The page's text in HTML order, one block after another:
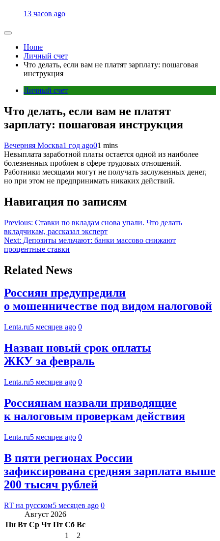
13 часов ago
Home
Личный счет
Что делать, если вам не платят зарплату: пошаговая
инструкция
Личный счет
Что делать, если вам не платят
зарплату: пошаговая инструкция
Вечерняя Москва1 год ago01 mins
Невыплата заработной платы остается одной из наиболее
болезненных проблем в сфере трудовых отношений.
Работники месяцами могут не получать заслуженных денег,
но при этом не предпринимать никаких действий.
Навигация по записям
Previous: Ставки по вкладам снова упали. Что делать
вкладчикам, рассказал эксперт
Next: Депозиты мельчают: банки массово снижают
процентные ставки
Related News
Россиян предупредили
о мошенничестве под видом налоговой
Lenta.ru5 месяцев ago 0
Назван новый срок оплаты
ЖКУ за февраль
Lenta.ru5 месяцев ago 0
Россиянам назвали приводящие
к налоговым проверкам действия
Lenta.ru5 месяцев ago 0
В пяти регионах России
зафиксирована средняя зарплата выше
200 тысяч рублей
RT на русском5 месяцев ago 0
Август 2026
Пн Вт Ср Чт Пт Сб Вс
1
2